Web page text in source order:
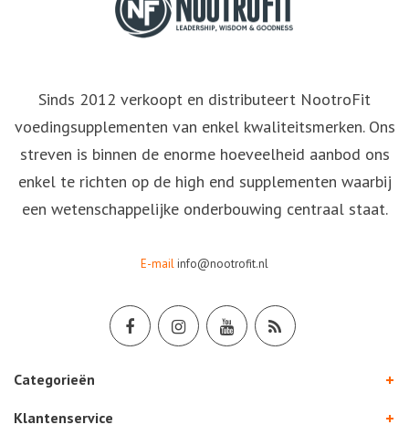
Sinds 2012 verkoopt en distributeert NootroFit
voedingsupplementen van enkel kwaliteitsmerken. Ons
streven is binnen de enorme hoeveelheid aanbod ons
enkel te richten op de high end supplementen waarbij
een wetenschappelijke onderbouwing centraal staat.
E-mailinfo@nootrofit.nl
Categorieën
Klantenservice